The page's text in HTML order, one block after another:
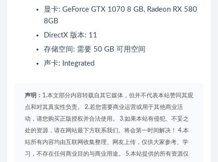
显卡: GeForce GTX 1070 8 GB, Radeon RX 580
8GB
DirectX 版本: 11
存储空间: 需要 50 GB 可用空间
声卡: Integrated
声明： 1.本文部分内容转载自其它媒体，但并不代表本站赞同其观
点和对其真实性负责。 2.若您需要商业运营或用于其他商业活
动，请您购买正版授权并合法使用。 3.如果本站有侵犯、不妥之
处的资源，请在网站最下方联系我们。将会第一时间解决！ 4.本
站所有内容均由互联网收集整理、网友上传，仅供大家参考、学
习，不存在任何商业目的与商业用途。 5.本站提供的所有资源仅